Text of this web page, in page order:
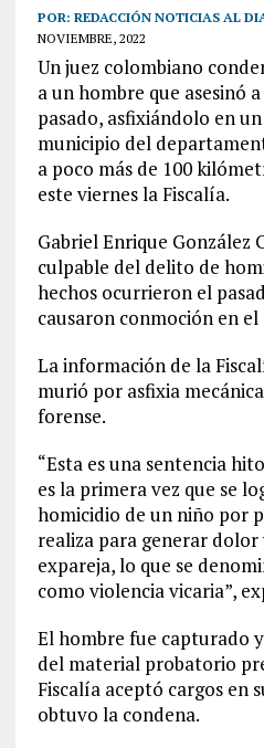
POR: REDACCIÓN NOTICIAS AL
NOVIEMBRE, 2022
Un juez colombiano
a un hombre que asesinó
pasado, asfixiándolo en
municipio del
a poco más de 100
este viernes la Fiscalía.
Gabriel Enrique González
culpable del delito de
hechos ocurrieron el
causaron conmoción en el
La información de la
murió por asfixia
forense.
“Esta es una sentencia
es la primera vez que se
homicidio de un niño por
realiza para generar
expareja, lo que se
como violencia vicaria”,
El hombre fue capturado
del material probatorio
Fiscalía aceptó cargos en
obtuvo la condena.